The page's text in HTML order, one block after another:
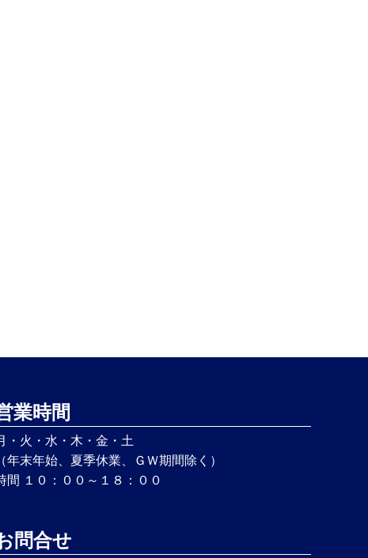
業時間
・火・水・木・金・土
（年末年始、夏季休業、ＧＷ期間除く）
間 １０：００～１８：００
問合せ